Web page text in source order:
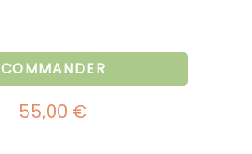
COMMANDER
55,00 €